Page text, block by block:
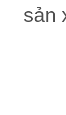
sản